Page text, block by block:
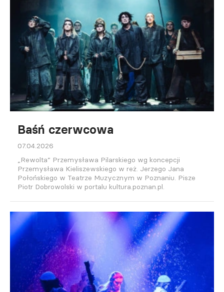
Baśń czerwcowa
07.04.2026
„Rewolta” Przemysława Pilarskiego wg koncepcji
Przemysława Kieliszewskiego w reż. Jerzego Jana
Połońskiego w Teatrze Muzycznym w Poznaniu. Pisze
Piotr Dobrowolski w portalu kultura.poznan.pl.